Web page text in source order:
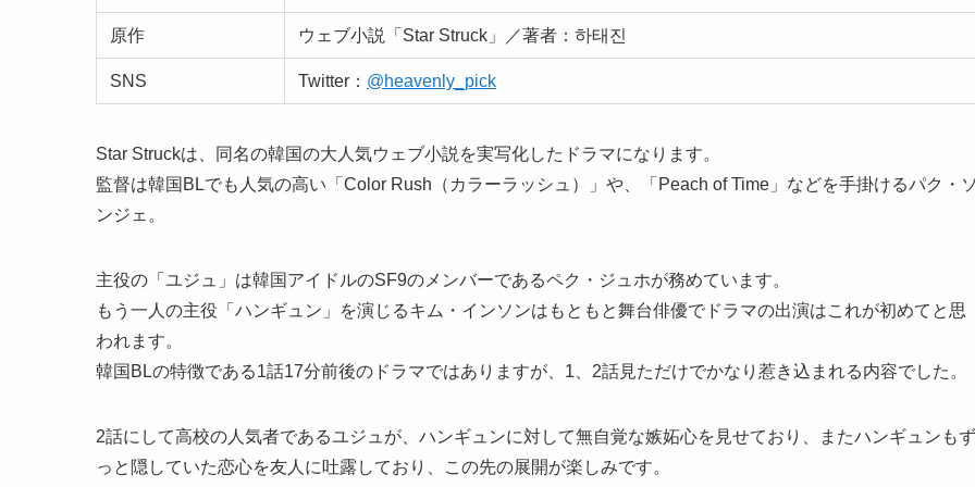
原作 ウェブ小説「Star Struck」／著者：하태진
SNS Twitter： @heavenly_pick
Star Struckは、同名の韓国の大人気ウェブ小説を実写化したドラマになります。
監督は韓国BLでも人気の高い「Color Rush（カラーラッシュ）」や、「Peach of Time」などを手掛けるパク・
ンジェ。
主役の「ユジュ」は韓国アイドルのSF9のメンバーであるペク・ジュホが務めています。
もう一人の主役「ハンギュン」を演じるキム・インソンはもともと舞台俳優でドラマの出演はこれが初めてと思
われます。
韓国BLの特徴である1話17分前後のドラマではありますが、1、2話見ただけでかなり惹き込まれる内容でした。
2話にして高校の人気者であるユジュが、ハンギュンに対して無自覚な嫉妬心を見せており、またハンギュンもず
っと隠していた恋心を友人に吐露しており、この先の展開が楽しみです。